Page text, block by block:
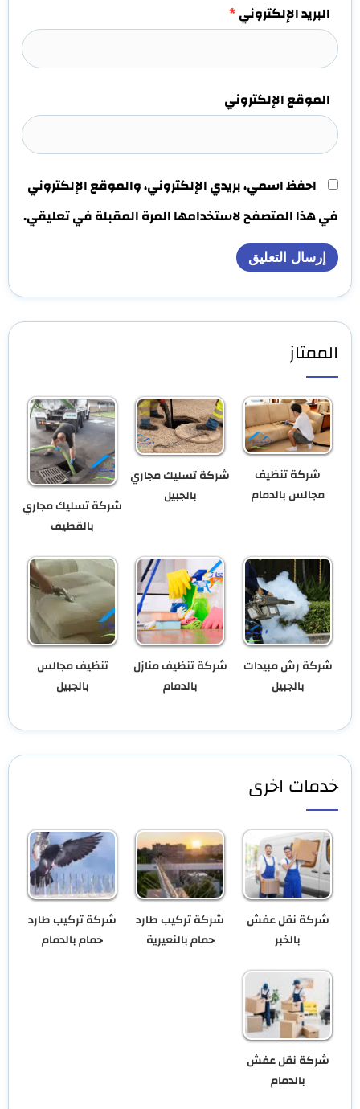
البريد الإلكتروني*
الموقع الإلكتروني
احفظ اسمي، بريدي الإلكتروني، والموقع الإلكتروني
في هذا المتصفح لاستخدامها المرة المقبلة في تعليقي.
الممتاز
شركة تنظيف
مجالس بالدمام
شركة تسليك مجاري
بالجبيل
شركة تسليك مجاري
بالقطيف
شركة رش مبيدات
بالجبيل
شركة تنظيف منازل
بالدمام
تنظيف مجالس
بالجبيل
خدمات اخرى
شركة نقل عفش
بالخبر
شركة تركيب طارد
حمام بالنعيرية
شركة تركيب طارد
حمام بالدمام
شركة نقل عفش
بالدمام